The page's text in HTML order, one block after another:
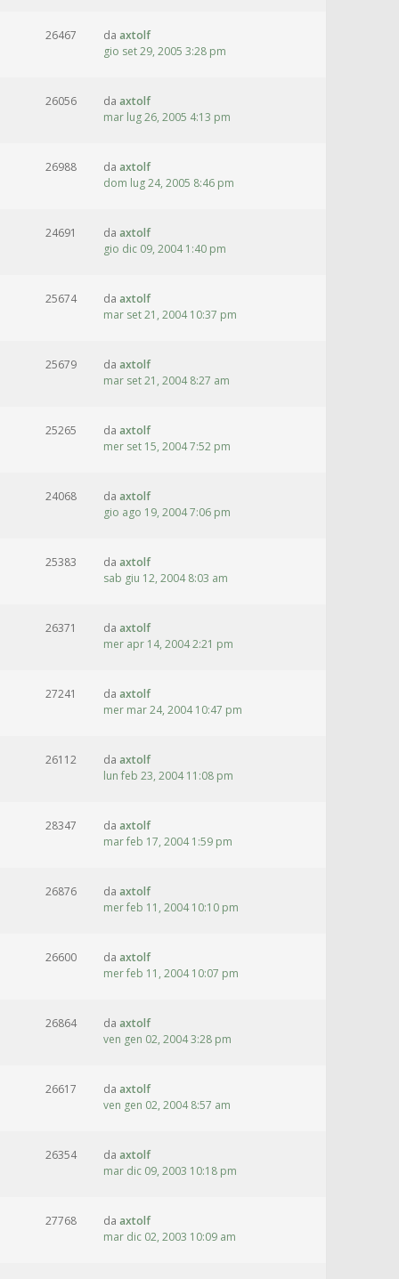
26467 da axtolf
gio set 29, 2005 3:28 pm
26056 da axtolf
mar lug 26, 2005 4:13 pm
26988 da axtolf
dom lug 24, 2005 8:46 pm
24691 da axtolf
gio dic 09, 2004 1:40 pm
25674 da axtolf
mar set 21, 2004 10:37 pm
25679 da axtolf
mar set 21, 2004 8:27 am
25265 da axtolf
mer set 15, 2004 7:52 pm
24068 da axtolf
gio ago 19, 2004 7:06 pm
25383 da axtolf
sab giu 12, 2004 8:03 am
26371 da axtolf
mer apr 14, 2004 2:21 pm
27241 da axtolf
mer mar 24, 2004 10:47 pm
26112 da axtolf
lun feb 23, 2004 11:08 pm
28347 da axtolf
mar feb 17, 2004 1:59 pm
26876 da axtolf
mer feb 11, 2004 10:10 pm
26600 da axtolf
mer feb 11, 2004 10:07 pm
26864 da axtolf
ven gen 02, 2004 3:28 pm
26617 da axtolf
ven gen 02, 2004 8:57 am
26354 da axtolf
mar dic 09, 2003 10:18 pm
27768 da axtolf
mar dic 02, 2003 10:09 am